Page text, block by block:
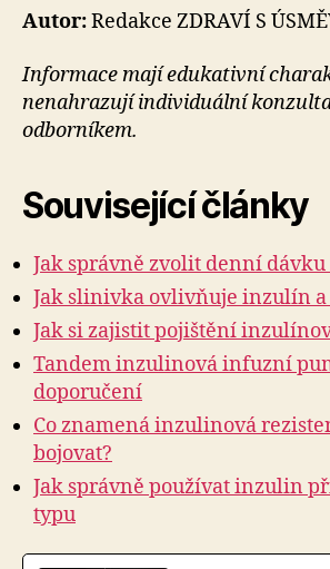
Autor:Redakce ZDRAVÍ S
Informace mají edukativní
nenahrazují individuální
odborníkem.
Související články
Jak správně zvolit denní
Jak slinivka ovlivňuje inzulín a
Jak si zajistit pojištění
Tandem inzulinová infuzní
doporučení
Co znamená inzulinová
bojovat?
Jak správně používat inzulin
typu